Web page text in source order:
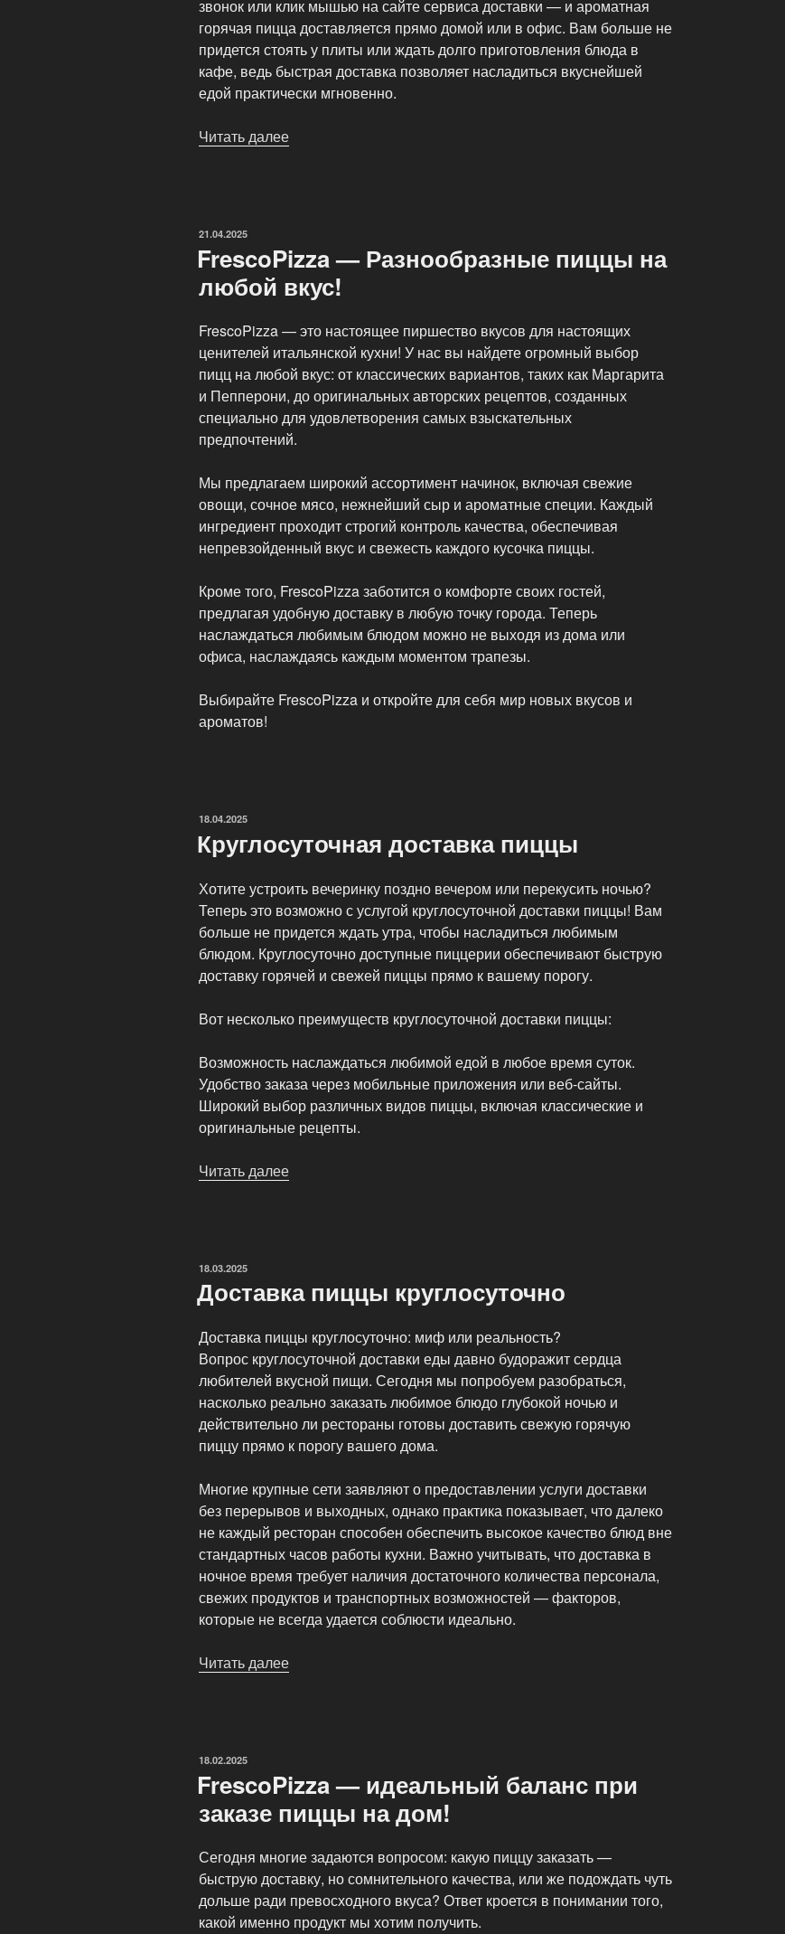
звонок или клик мышью на сайте сервиса доставки — и ароматная
горячая пицца доставляется прямо домой или в офис. Вам больше не
придется стоять у плиты или ждать долго приготовления блюда в
кафе, ведь быстрая доставка позволяет насладиться вкуснейшей
едой практически мгновенно.
Читать далее
на
заказ»
ОПУБЛИКОВАНО
21.04.2025
FrescoPizza — Разнообразные пиццы на
любой вкус!
FrescoPizza — это настоящее пиршество вкусов для настоящих
ценителей итальянской кухни! У нас вы найдете огромный выбор
пицц на любой вкус: от классических вариантов, таких как Маргарита
и Пепперони, до оригинальных авторских рецептов, созданных
специально для удовлетворения самых взыскательных
предпочтений.
Мы предлагаем широкий ассортимент начинок, включая свежие
овощи, сочное мясо, нежнейший сыр и ароматные специи. Каждый
ингредиент проходит строгий контроль качества, обеспечивая
непревзойденный вкус и свежесть каждого кусочка пиццы.
Кроме того, FrescoPizza заботится о комфорте своих гостей,
предлагая удобную доставку в любую точку города. Теперь
наслаждаться любимым блюдом можно не выходя из дома или
офиса, наслаждаясь каждым моментом трапезы.
Выбирайте FrescoPizza и откройте для себя мир новых вкусов и
ароматов!
ОПУБЛИКОВАНО
18.04.2025
Круглосуточная доставка пиццы
Хотите устроить вечеринку поздно вечером или перекусить ночью?
Теперь это возможно с услугой круглосуточной доставки пиццы! Вам
больше не придется ждать утра, чтобы насладиться любимым
блюдом. Круглосуточно доступные пиццерии обеспечивают быструю
доставку горячей и свежей пиццы прямо к вашему порогу.
Вот несколько преимуществ круглосуточной доставки пиццы:
Возможность наслаждаться любимой едой в любое время суток.
Удобство заказа через мобильные приложения или веб-сайты.
Широкий выбор различных видов пиццы, включая классические и
оригинальные рецепты.
Читать далее
ОПУБЛИКОВАНО
18.03.2025
Доставка пиццы круглосуточно
Доставка пиццы круглосуточно: миф или реальность?
Вопрос круглосуточной доставки еды давно будоражит сердца
любителей вкусной пищи. Сегодня мы попробуем разобраться,
насколько реально заказать любимое блюдо глубокой ночью и
действительно ли рестораны готовы доставить свежую горячую
пиццу прямо к порогу вашего дома.
Многие крупные сети заявляют о предоставлении услуги доставки
без перерывов и выходных, однако практика показывает, что далеко
не каждый ресторан способен обеспечить высокое качество блюд вне
стандартных часов работы кухни. Важно учитывать, что доставка в
ночное время требует наличия достаточного количества персонала,
свежих продуктов и транспортных возможностей — факторов,
которые не всегда удается соблюсти идеально.
Читать далее
ОПУБЛИКОВАНО
18.02.2025
FrescoPizza — идеальный баланс при
заказе пиццы на дом!
Сегодня многие задаются вопросом: какую пиццу заказать —
быструю доставку, но сомнительного качества, или же подождать чуть
дольше ради превосходного вкуса? Ответ кроется в понимании того,
какой именно продукт мы хотим получить.